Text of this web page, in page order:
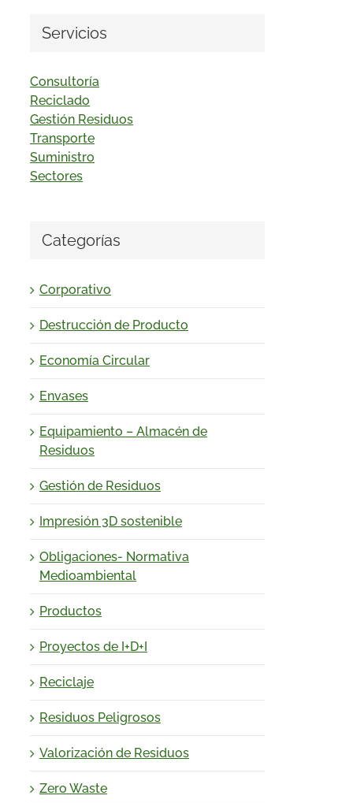
Servicios
Consultoría
Reciclado
Gestión Residuos
Transporte
Suministro
Sectores
Categorías
Corporativo
Destrucción de Producto
Economía Circular
Envases
Equipamiento – Almacén de
Residuos
Gestión de Residuos
Impresión 3D sostenible
Obligaciones- Normativa
Medioambiental
Productos
Proyectos de I+D+I
Reciclaje
Residuos Peligrosos
Valorización de Residuos
Zero Waste